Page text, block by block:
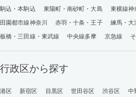
駒込・本駒込
東陽町・南砂町・大島 東横線神
田園都市線神奈川
赤羽・十条・王子
練馬・大
板橋・三田線・東武線
中央線多摩 京急線
行政区から探す
港区 新宿区 目黒区 世田谷区 渋谷区 中